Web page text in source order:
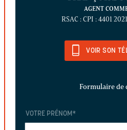
AGENT
RSAC : CPI : 4401
VOIR SON
Formulaire de
VOTRE PRÉNOM *